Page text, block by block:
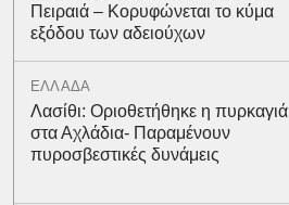
Πειραιά – Κορυφώνεται το κύμα
εξόδου των αδειούχων
ΕΛΛΑΔΑ
Λασίθι: Οριοθετήθηκε η πυρκαγιά
στα Αχλάδια- Παραμένουν
πυροσβεστικές δυνάμεις